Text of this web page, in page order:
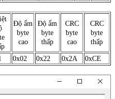
Độ ẩm
byte
cao
Độ ẩm
byte
thấp
CRC
byte
cao
CRC
byte
thấp
0x02 0x22 0x2A 0xCE